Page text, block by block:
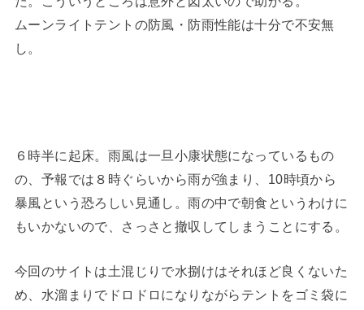
ムーンライトテントの防風・防雨性能は十分で不安無
し。
６時半に起床。雨風は一旦小康状態になっているもの
の、予報では８時ぐらいから雨が強まり、10時頃から
暴風という恐ろしい見通し。雨の中で朝食というわけに
もいかないので、さっさと撤収してしまうことにする。
今回のサイトは土混じりで水捌けはそれほど良くないた
め、水溜まりでドロドロになりながらテントをゴミ袋に